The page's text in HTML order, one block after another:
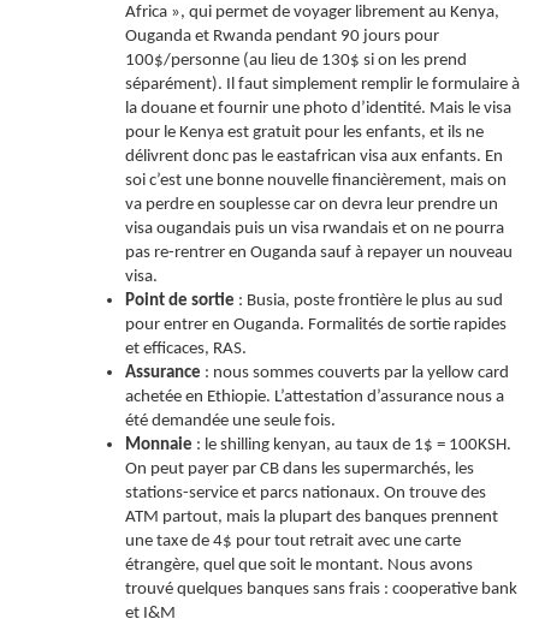
Africa », qui permet de voyager librement au Kenya,
Ouganda et Rwanda pendant 90 jours pour
100$/personne (au lieu de 130$ si on les prend
séparément). Il faut simplement remplir le formulaire à
la douane et fournir une photo d’identité. Mais le visa
pour le Kenya est gratuit pour les enfants, et ils ne
délivrent donc pas le eastafrican visa aux enfants. En
soi c’est une bonne nouvelle financièrement, mais on
va perdre en souplesse car on devra leur prendre un
visa ougandais puis un visa rwandais et on ne pourra
pas re-rentrer en Ouganda sauf à repayer un nouveau
visa.
Point de sortie : Busia, poste frontière le plus au sud
pour entrer en Ouganda. Formalités de sortie rapides
et efficaces, RAS.
Assurance : nous sommes couverts par la yellow card
achetée en Ethiopie. L’attestation d’assurance nous a
été demandée une seule fois.
Monnaie : le shilling kenyan, au taux de 1$ = 100KSH.
On peut payer par CB dans les supermarchés, les
stations-service et parcs nationaux. On trouve des
ATM partout, mais la plupart des banques prennent
une taxe de 4$ pour tout retrait avec une carte
étrangère, quel que soit le montant. Nous avons
trouvé quelques banques sans frais : cooperative bank
et I&M